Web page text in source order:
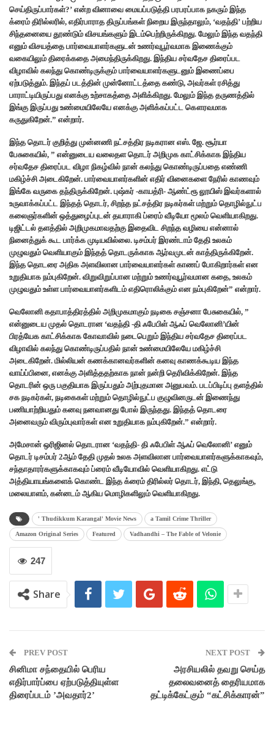
செய்திருப்பார்கள்?’ என்ற வினாவை மையப்படுத்தி பரபரப்பாக நகரும் இந்த
க்ரைம் திரில்லரில், எதிர்பாராத திருப்பங்கள் நிறைய இருந்தாலும், ‘வதந்தி’ பற்றிய
சிந்தனையை தூண்டும் விசயங்களும் இடம்பெற்றிருக்கிறது. மேலும் இந்த வதந்தி
எனும் விசயத்தை பார்வையாளர்களுடன் உணர்வுபூர்வமாக இணைக்கும்
வகையிலும் திரைக்கதை அமைந்திருக்கிறது. இந்திய சர்வதேச திரைப்பட
விழாவில் கலந்து கொண்டிருக்கும் பார்வையாளர்களுடனும் இணைப்பை
ஏற்படுத்தும். இந்தப் படத்தின் முன்னோட்டத்தை கண்டு, அவர்கள் ரசித்து
பாராட்டியிருப்பது எனக்கு உற்சாகத்தை அளிக்கிறது. மேலும் இந்த தருணத்தில்
இங்கு இருப்பது உண்மையிலேயே எனக்கு அளிக்கப்பட்ட கௌரவமாக
கருதுகிறேன்.” என்றார்.
இந்த தொடர் குறித்து முன்னணி நட்சத்திர நடிகரான எஸ். ஜே. சூர்யா
பேசுகையில், ” என்னுடைய வலைதள தொடர் அறிமுக காட்சிக்காக இந்திய
சர்வதேச திரைப்பட விழா நிகழ்வில் நான் கலந்து கொண்டிருப்பதை எண்ணி
மகிழ்ச்சி அடைகிறேன். பார்வையாளர்களின் எதிர் வினைகளை நேரில் காணவும்
இங்கே வருகை தந்திருக்கிறேன். புஷ்கர் -காயத்ரி- ஆண்ட்ரூ லூயிஸ் இவர்களால்
உருவாக்கப்பட்ட இந்தத் தொடர், சிறந்த நட்சத்திர நடிகர்கள் மற்றும் தொழில்நுட்ப
கலைஞர்களின் ஒத்துழைப்புடன் தயாராகி ப்ரைம் வீடியோ மூலம் வெளியாகிறது.
டிஜிட்டல் தளத்தில் அறிமுகமாவதற்கு இதைவிட சிறந்த வழியை என்னால்
நினைத்துக் கூட பார்க்க முடியவில்லை. டிசம்பர் இரண்டாம் தேதி உலகம்
முழுவதும் வெளியாகும் இந்தத் தொடருக்காக ஆர்வமுடன் காத்திருக்கிறேன்.
இந்த தொடரை அதிக அளவிலான பார்வையாளர்கள் காணப் போகிறார்கள் என
உறுதியாக நம்புகிறேன். விறுவிறுப்பான மற்றும் உணர்வுபூர்வமான கதை, உலகம்
முழுவதும் உள்ள பார்வையாளர்களிடம் எதிரொலிக்கும் என நம்புகிறேன்” என்றார்.
வெலோனி கதாபாத்திரத்தில் அறிமுகமாகும் நடிகை சஞ்சனா பேசுகையில், ”
என்னுடைய முதல் தொடரான ‘வதந்தி -தி ஃபேபிள் ஆஃப் வெலோனி’யின்
பிரத்யேக காட்சிக்காக கோவாவில் நடைபெறும் இந்திய சர்வதேச திரைப்பட
விழாவில் கலந்து கொண்டிருப்பதில் நான் உண்மையிலேயே மகிழ்ச்சி
அடைகிறேன். மில்லியன் கணக்கானவர்களின் கனவு காணக்கூடிய இந்த
வாய்ப்பினை, எனக்கு அளித்ததற்காக நான் நன்றி தெரிவிக்கிறேன். இந்த
தொடரின் ஒரு பகுதியாக இருப்பதும் அற்புதமான அனுபவம். படப்பிடிப்பு தளத்தில்
சக நடிகர்கள், நடிகைகள் மற்றும் தொழில்நுட்ப குழுவினருடன் இணைந்து
பணியாற்றியதும் கனவு நனவானது போல் இருந்தது. இந்தத் தொடரை
அனைவரும் விரும்புவார்கள் என உறுதியாக நம்புகிறேன்.” என்றார்.
அமேசான் ஒரிஜினல் தொடரான ‘வதந்தி- தி ஃபேபிள் ஆஃப் வெலோனி’ எனும்
தொடர் டிசம்பர் 2ஆம் தேதி முதல் உலக அளவிலான பார்வையாளர்களுக்காகவும்,
சந்தாதாரர்களுக்காகவும் ப்ரைம் வீடியோவில் வெளியாகிறது. எட்டு
அத்தியாயங்களைக் கொண்ட இந்த க்ரைம் திரில்லர் தொடர், இந்தி, தெலுங்கு,
மலையாளம், கன்னடம் ஆகிய மொழிகளிலும் வெளியாகிறது.
' Thudikkum Karangal' Movie News a Tamil Crime Thriller
Amazon Original Series Featured Vadhandhi – The Fable of Velonie
247
Share
PREV POST
சினிமா சந்தையில் பெரிய
எதிர்பார்ப்பை ஏற்படுத்தியுள்ள
திரைப்படம் ’அவதார்2’
NEXT POST
அரசியலில் தவறு செய்த
தலைவனைத் தைரியமாக
தட்டிக்கேட்கும் “கட்சிக்காரன்”